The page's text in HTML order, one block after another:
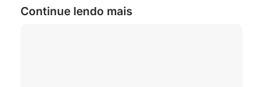
Continue lendo mais